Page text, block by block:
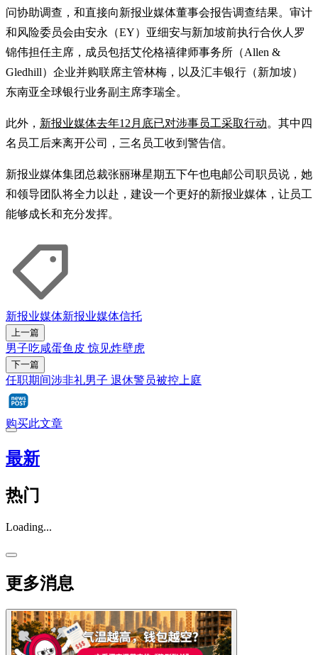
问协助调查，和直接向新报业媒体董事会报告调查结果。审计
和风险委员会由安永（EY）亚细安与新加坡前执行合伙人罗
锦伟担任主席，成员包括艾伦格禧律师事务所（Allen &
Gledhill）企业并购联席主管林梅，以及汇丰银行（新加坡）
东南亚全球银行业务副主席李瑞全。
此外， 新报业媒体去年12月底已对涉事员工采取行动。其中四
名员工后来离开公司，三名员工收到警告信。
新报业媒体集团总裁张丽琳星期五下午也电邮公司职员说，她
和领导团队将全力以赴，建设一个更好的新报业媒体，让员工
能够成长和充分发挥。
新报业媒体新报业媒体信托
上一篇
男子吃咸蛋鱼皮 惊见炸壁虎
下一篇
任职期间涉非礼男子 退休警员被控上庭
购买此文章
最新
热门
Loading...
更多消息